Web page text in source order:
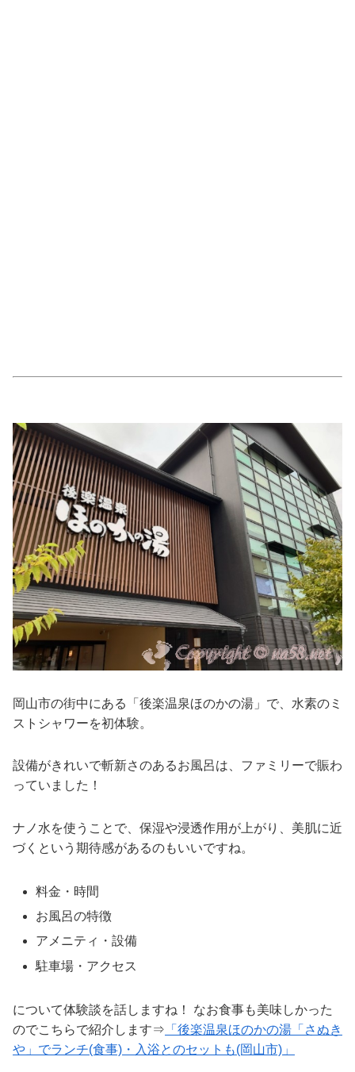
岡山市の街中にある「後楽温泉ほのかの湯」で、水素のミ
ストシャワーを初体験。
設備がきれいで斬新さのあるお風呂は、ファミリーで賑わ
っていました！
ナノ水を使うことで、保湿や浸透作用が上がり、美肌に近
づくという期待感があるのもいいですね。
料金・時間
お風呂の特徴
アメニティ・設備
駐車場・アクセス
について体験談を話しますね！ なお食事も美味しかった
のでこちらで紹介します⇒ 「後楽温泉ほのかの湯「さぬき
や」でランチ(食事)・入浴とのセットも(岡山市)」